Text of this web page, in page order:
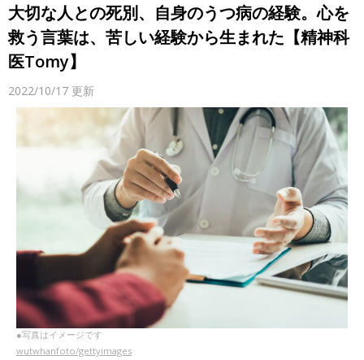
大切な人との死別、自身のうつ病の経験。心を
救う言葉は、苦しい経験から生まれた【精神科
医Tomy】
2022/10/17 更新
●写真はイメージです
wutwhanfoto/gettyimages